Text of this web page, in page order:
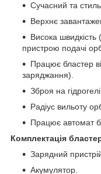
Сучасний та
Верхнє
Висока швидкість
пристрою подачі
Працює бластер
заряджання).
Зброя на
Радіус вильоту
Працює автомат
Комплектація
Зарядний
Акумулятор.